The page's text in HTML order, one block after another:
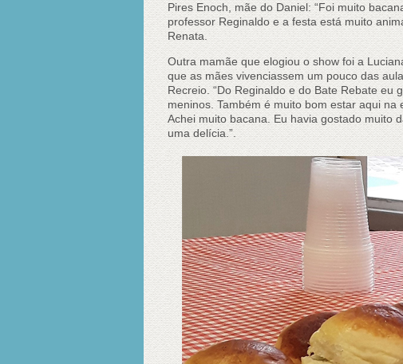
Pires Enoch, mãe do Daniel: “Foi muito
professor Reginaldo e a festa está muito
Renata.
Outra mamãe que elogiou o show foi a
que as mães vivenciassem um pouco das
Recreio. “Do Reginaldo e do Bate Rebate
meninos. Também é muito bom estar aqui
Achei muito bacana. Eu havia gostado muito
uma delícia.”.